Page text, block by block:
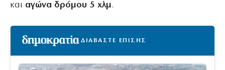
και αγώνα δρόμου 5 χλμ.
ΔΙΑΒΑΣΤΕ ΕΠΙΣΗΣ